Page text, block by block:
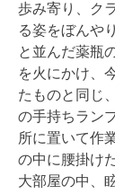
歩み寄り、ク
る姿をぼんや
と並んだ薬瓶
を火にかけ、
たものと同じ
の手持ちラン
所に置いて作
の中に腰掛け
大部屋の中、